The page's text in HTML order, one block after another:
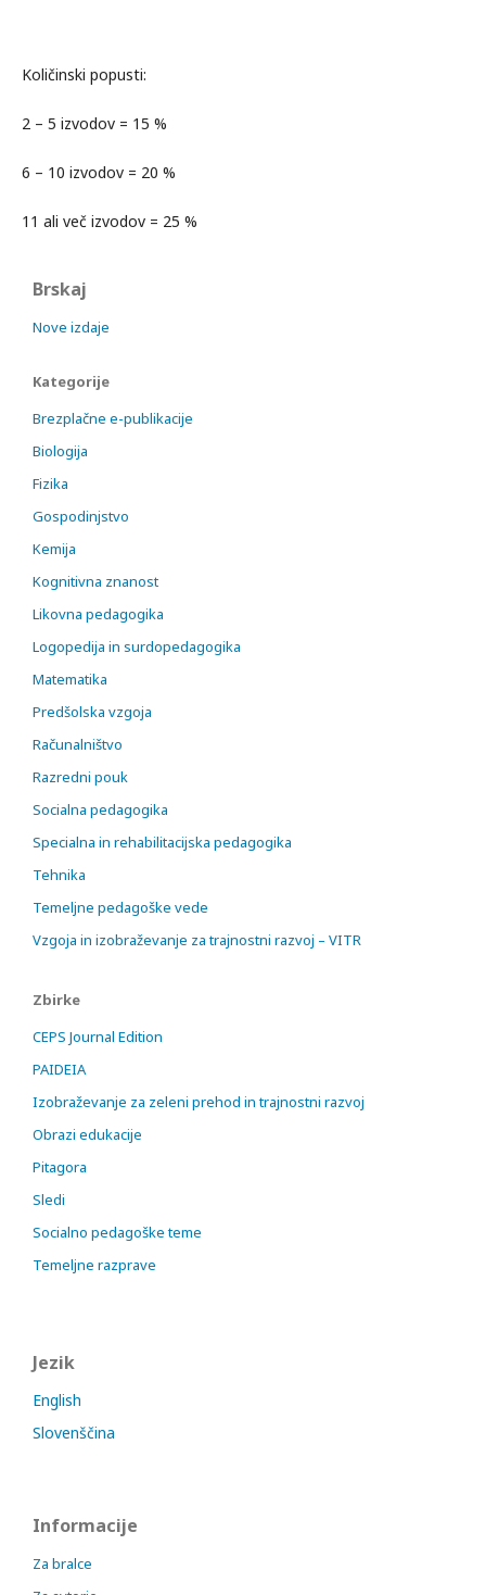
Količinski popusti:
2 – 5 izvodov = 15 %
6 – 10 izvodov = 20 %
11 ali več izvodov = 25 %
Brskaj
Nove izdaje
Kategorije
Brezplačne e-publikacije
Biologija
Fizika
Gospodinjstvo
Kemija
Kognitivna znanost
Likovna pedagogika
Logopedija in surdopedagogika
Matematika
Predšolska vzgoja
Računalništvo
Razredni pouk
Socialna pedagogika
Specialna in rehabilitacijska pedagogika
Tehnika
Temeljne pedagoške vede
Vzgoja in izobraževanje za trajnostni razvoj – VITR
Zbirke
CEPS Journal Edition
PAIDEIA
Izobraževanje za zeleni prehod in trajnostni razvoj
Obrazi edukacije
Pitagora
Sledi
Socialno pedagoške teme
Temeljne razprave
Jezik
English
Slovenščina
Informacije
Za bralce